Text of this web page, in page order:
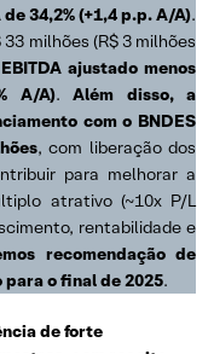
34,2%(+1,4 p.p. A/A).
milhões (R$ 3 milhões
ajustado menos
A/A).Além disso, a
com o BNDES
, com liberação dos
para melhorar a
atrativo (~10x P/L
rentabilidade e
recomendação de
o final de 2025.
de forte